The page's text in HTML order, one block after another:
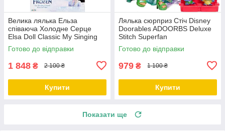
Велика лялька Ельза
співаюча Холодне Серце
Elsa Doll Classic My Singing
Friend Elsa Doll & Olaf
Готово до відправки
1 848 ₴ 2 100 ₴
Купити
Лялька сюрприз Стіч Disney
Doorables ADOORBS Deluxe
Stitch Superfan
Готово до відправки
979 ₴ 1 100 ₴
Купити
Показати ще